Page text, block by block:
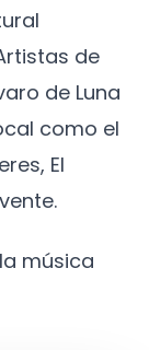
de
de Luna
como el
El
música